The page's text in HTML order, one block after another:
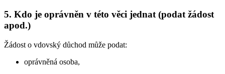
5. Kdo je oprávněn v této věci jednat (podat žádost
apod.)
Žádost o vdovský důchod může podat:
oprávněná osoba,